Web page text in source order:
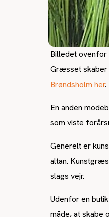
Billedet
Græsset skaber
Brøndsholm her.
En anden
som viste
Generelt er
altan.
slags vejr.
Udenfor en
måde, at skabe